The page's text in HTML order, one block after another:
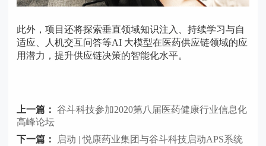
此外，项目还将探索垂直领域知识注入、持续学习与自
适应、人机交互问答等AI 大模型在医药供应链领域的应
用潜力，提升供应链决策的智能化水平。
上一篇： 谷斗科技参加2020第八届医药健康行业信息化
高峰论坛
下一篇：
启动 | 悦康药业集团与谷斗科技启动APS系统